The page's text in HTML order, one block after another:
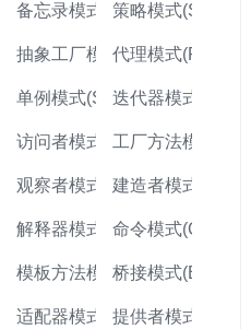
备忘录模式(Memento Pattern)
策略模式(Strategy
抽象工厂模式(Abstract Factory
代理模式(Proxy
单例模式(Singleton Pattern)
迭代器模式
访问者模式(Visitor Pattern)
工厂方法模式
观察者模式(Observer Pattern)
建造者模式
解释器模式(Interpreter Pattern)
命令模式
模板方法模式(Template
桥接模式(Bridge
适配器模式(Adapter Pattern)
提供者模式